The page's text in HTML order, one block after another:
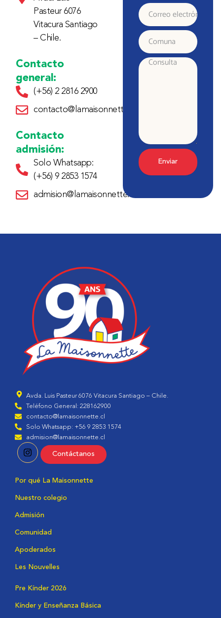
Pasteur 6076
Vitacura Santiago
– Chile.
Contacto
general:
(+56) 2 2816 2900
contacto@lamaisonnette.cl
Contacto
admisión:
Solo Whatsapp:
(+56) 9 2853 1574
admision@lamaisonnette.cl
Apellido
Correo
electrónico
Comuna
Consulta
Enviar
Avda. Luis Pasteur 6076 Vitacura Santiago – Chile.
Teléfono General: 228162900
contacto@lamaisonnette.cl
Solo Whatsapp: +56 9 2853 1574
admision@lamaisonnette.cl
Contáctanos
Por qué La Maisonnette
Nuestro colegio
Admisión
Comunidad
Apoderados
Les Nouvelles
Pre Kínder 2026
Kínder y Enseñanza Básica